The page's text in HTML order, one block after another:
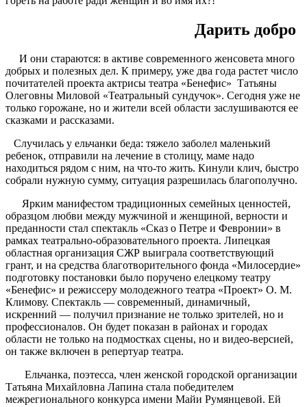
Дарить добро
И они стараются: в активе современного женсовета много
добрых и полезных дел. К примеру, уже два года растет число
почитателей проекта актрисы театра «Бенефис» Татьяны
Олеговны Миловой «Театральный сундучок». Сегодня уже не
только горожане, но и жители всей области заслушиваются ее
сказками и рассказами.
Случилась у ельчанки беда: тяжело заболел маленький
ребенок, отправили на лечение в столицу, маме надо
находиться рядом с ним, на что-то жить. Кинули клич, быстро
собрали нужную сумму, ситуация разрешилась благополучно.
Ярким манифестом традиционных семейных ценностей,
образцом любви между мужчиной и женщиной, верности и
преданности стал спектакль «Сказ о Петре и Февронии» в
рамках театрально-образовательного проекта. Липецкая
областная организация СЖР выиграла соответствующий
грант, и на средства благотворительного фонда «Милосердие»
подготовку постановки было поручено елецкому театру
«Бенефис» и режиссеру молодежного театра «Проект» О. М.
Климову. Спектакль — современный, динамичный,
искренний — получил признание не только зрителей, но и
профессионалов. Он будет показан в районах и городах
области не только на подмостках сцены, но и видео-версией,
он также включен в репертуар театра.
Ельчанка, поэтесса, член женской городской организации
Татьяна Михайловна Лапина стала победителем
межрегионального конкурса имени Майи Румянцевой. Ей